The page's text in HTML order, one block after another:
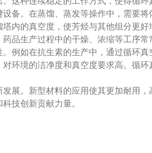
。在蒸馏、蒸发等操作中，需要将
内的真空度，使芳烃与其他组分更好
生产过程中的干燥、浓缩等工序常
例如在抗生素的生产中，通过循环
境的洁净度和真空度要求高。循环
。新型材料的应用使其更加耐用，
技创新贡献力量。